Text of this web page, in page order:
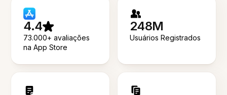
4.4
73.000+ avaliações
na App Store
248M
Usuários Registrados